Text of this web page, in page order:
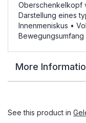
Oberschenkelkopf
Darstellung eines
Innenmeniskus •
Bewegungsumfang
More
See this product in